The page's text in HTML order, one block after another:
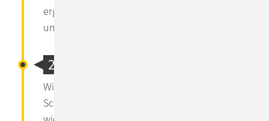
ergibt sich daraus der Input für das Design
und das User Interface der Anwendung.
2. User Research
Wir schauen Anwender*innen über die
Schulter! Dadurch verstehen wir am besten,